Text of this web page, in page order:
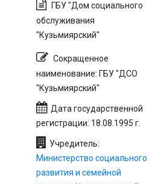
ГБУ "Дом социального
обслуживания
"Кузьмиярский"
Сокращенное
наименование: ГБУ "ДСО
"Кузьмиярский"
Дата государственной
регистрации: 18.08.1995 г.
Учредитель:
Министерство социального
развития и семейной